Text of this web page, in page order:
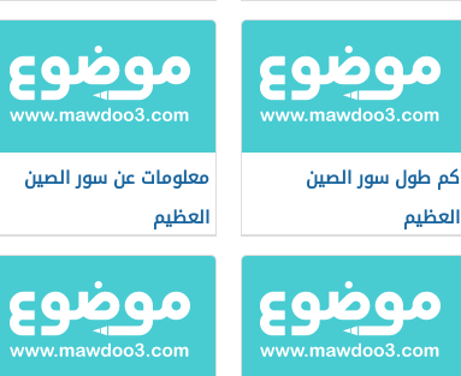
كم طول سور الصين
العظيم
معلومات عن سور الصين
العظيم